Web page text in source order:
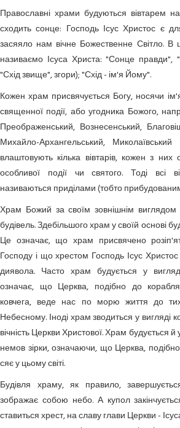
Православні храми будуються вівтарем
сходить сонце: Господь Ісус Христос є
засяяло нам вічне Божественне Світло. В
називаємо Ісуса Христа: "Сонце правди",
"Схід звище", згори); "Схід - ім'я Йому".
Кожен храм присвячується Богу, носячи
священної події, або угодника Божого,
Преображенський, Вознесенський,
Михайло-Архангельський,
влаштовують кілька вівтарів, кожен з
особливої події чи святого. Тоді всі
називаються приділами (тобто
Храм Божий за своїм зовнішнім виглядом
будівель. Здебільшого храм у своїй основі
Це означає, що храм присвячено
Господу і що хрестом Господь Ісус
диявола. Часто храм будується у
означає, що Церква, подібно до
ковчега, веде нас по морю життя до
Небесному. Іноді храм зводиться у
вічність Церкви Христової. Храм будується й
немов зірки, означаючи, що Церква, подібно
сяє у цьому світі.
Будівля храму, як правило,
зображає собою небо. А купол
ставиться хрест, на славу глави Церкви -